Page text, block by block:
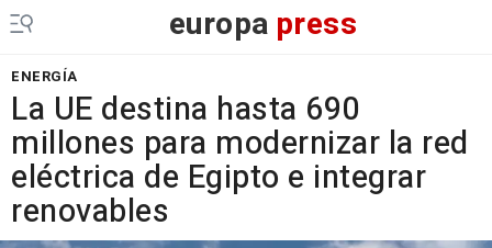
europa press
ENERGÍA
La UE destina hasta 690
millones para modernizar la red
eléctrica de Egipto e integrar
renovables